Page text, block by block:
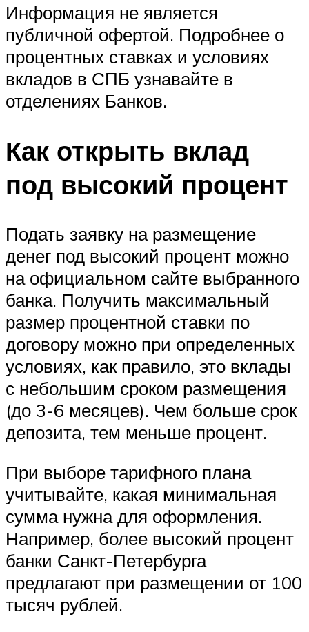
Информация не является
публичной офертой. Подробнее о
процентных ставках и условиях
вкладов в СПБ узнавайте в
отделениях Банков.
Как открыть вклад
под высокий процент
Подать заявку на размещение
денег под высокий процент можно
на официальном сайте выбранного
банка. Получить максимальный
размер процентной ставки по
договору можно при определенных
условиях, как правило, это вклады
с небольшим сроком размещения
(до 3-6 месяцев). Чем больше срок
депозита, тем меньше процент.
При выборе тарифного плана
учитывайте, какая минимальная
сумма нужна для оформления.
Например, более высокий процент
банки Санкт-Петербурга
предлагают при размещении от 100
тысяч рублей.